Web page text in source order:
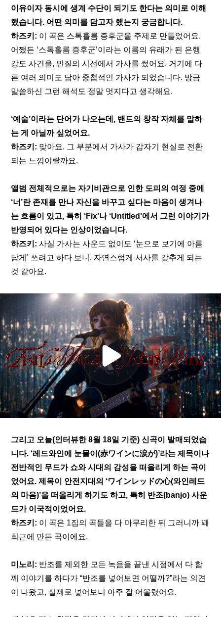
이유이자 동시에 생계 수단이 되기도 한다는 의미로 이해
했습니다. 어떤 의미를 담고자 했는지 궁금합니다.
하즈키: 이 곡은 스톡홀름 증후군을 주제로 만들었어요.
어쨌든 ‘스톡홀름 증후군’이라는 이름의 유래가 된 은행
강도 사건을, 인질의 시선에서 가사를 썼어요. 거기에 다
른 여러 의미도 담아 중첩적인 가사가 되었습니다. 방금
말씀하신 그런 해석도 정말 멋지다고 생각해요.
‘예술’이라는 단어가 나오는데, 밴드의 창작 자체를 말하
는 게 아닐까 싶었어요.
하즈키: 맞아요. 그 부분에서 가사가 갑자기 현실로 전환
되는 느낌이랄까요.
앨범 전체적으로는 자기비관으로 인한 도피의 여정 중에
‘너’란 존재를 만나 자신을 바꾸고 싶다는 마음이 생겨나
는 흐름이 있고, 특히 ‘Fix’나 ‘Untitled ’에서 그런 이야기가
반영되어 있다는 인상이었습니다.
하즈키: 사실 가사는 사운드 없이도 ‘눈으로 보기에 아름
답게’ 쓰려고 하다 보니, 자연스럽게 서사를 갖추게 되는
것 같아요.
그리고 오늘(인터뷰한 8월 18일 기준) 신곡이 발매되었습
니다. ‘레드와인에 눈물이(赤ワインに涙が)’라는 제목이나
전반적인 무드가 쇼와 시대의 감성을 떠올리게 하는 곡이
었어요. 제목이 안전지대의 ‘ワインレッドの心(와인레드
의 마음)’을 떠올리게 하기도 하고, 특히 반조(banjo) 사운
드가 이국적이었어요.
하즈키: 이 곡은 1집의 곡들을 다 마무리한 뒤 그러니까 꽤
최근에 만든 곡이에요.
미노리: 반조를 제외한 모든 녹음을 끝낸 시점에서 다 함
께 이야기를 하다가 “반조를 넣어보면 어떨까?”라는 의견
이 나왔고, 실제로 넣어보니 아주 잘 어울렸어요.